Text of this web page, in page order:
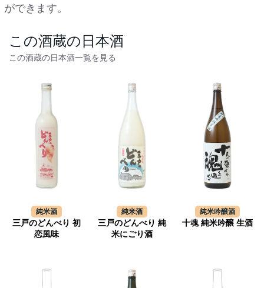
ができます。
この酒蔵の日本酒
この酒蔵の日本酒一覧を見る
純米酒
三戸のどんべり 初
恋風味
純米酒
三戸のどんべり 純
米にごり酒
純米吟醸酒
十魂 純米吟醸 生酒